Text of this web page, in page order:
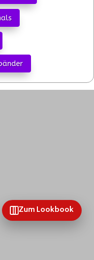
Zum Lookbook